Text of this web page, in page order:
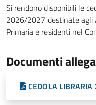
Si rendono disponibili le
2026/2027 destinate agli
Primaria e residenti nel
Documenti
CEDOLA